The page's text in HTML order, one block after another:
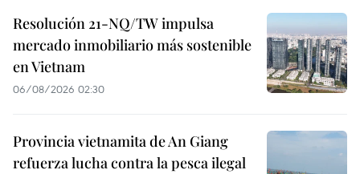
Resolución 21-NQ/TW impulsa
mercado inmobiliario más sostenible
en Vietnam
06/08/2026 02:30
Provincia vietnamita de An Giang
refuerza lucha contra la pesca ilegal